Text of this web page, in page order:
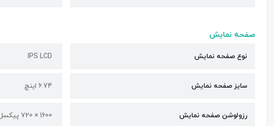
صفحه نمایش
نوع صفحه نمایش IPS LCD
سایز صفحه نمایش 6.74 اینچ
رزولوشن صفحه نمایش 1600 × 720 پیکسل